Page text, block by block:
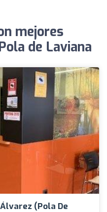
mejores
de Laviana
(Pola De